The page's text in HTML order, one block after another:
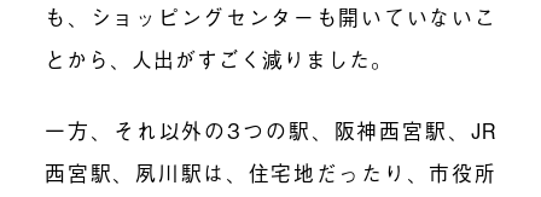
も、ショッピングセンターも開いていないこ
とから、人出がすごく減りました。
一方、それ以外の3つの駅、阪神西宮駅、JR
西宮駅、夙川駅は、住宅地だったり、市役所